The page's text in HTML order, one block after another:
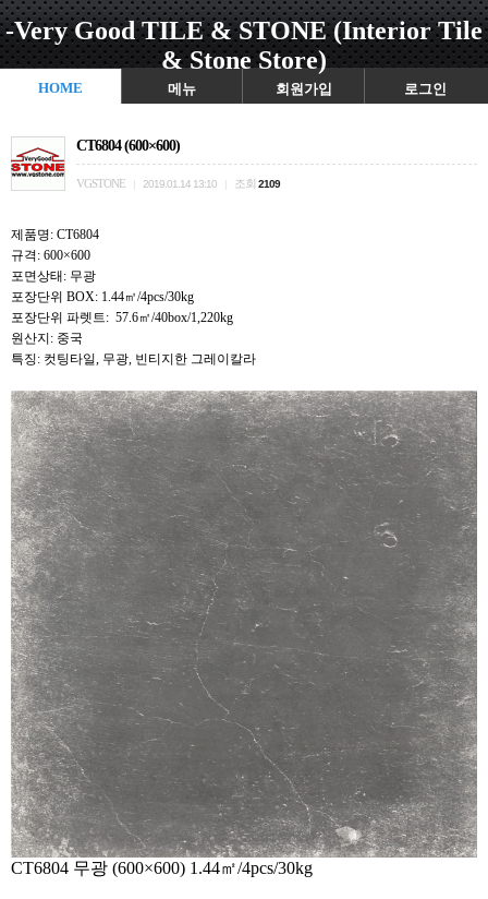
-Very Good TILE & STONE (Interior Tile
& Stone Store)
HOME 메뉴 회원가입 로그인
CT6804 (600×600)
VGSTONE 2019.01.14 13:10 조회 2109
제품명: CT6804
규격: 600×600
포면상태: 무광
포장단위 BOX: 1.44㎡/4pcs/30kg
포장단위 파렛트: 57.6㎡/40box/1,220kg
원산지: 중국
특징: 컷팅타일, 무광, 빈티지한 그레이칼라
CT6804 무광 (600×600) 1.44㎡/4pcs/30kg